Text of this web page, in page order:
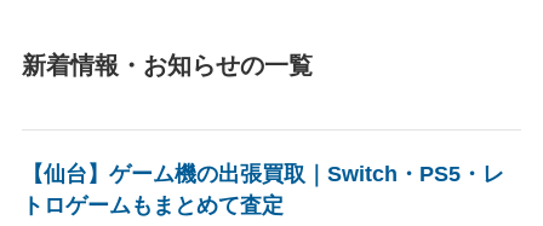
新着情報・お知らせの一覧
【仙台】ゲーム機の出張買取｜Switch・PS5・レ
トロゲームもまとめて査定